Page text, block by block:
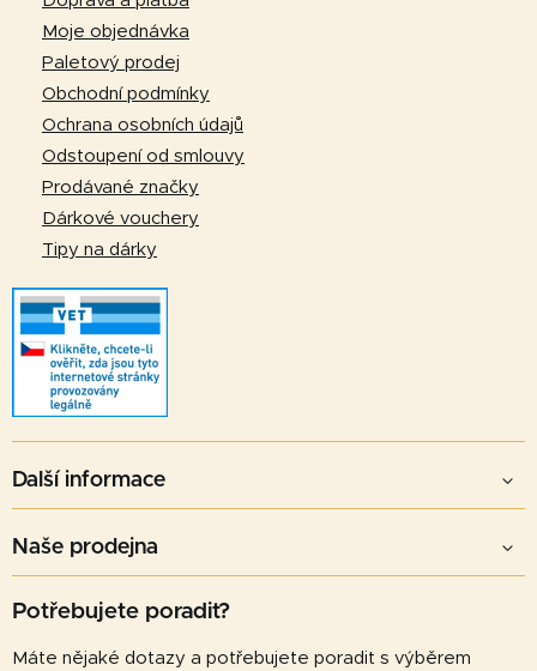
Moje objednávka
Paletový prodej
Obchodní podmínky
Ochrana osobních údajů
Odstoupení od smlouvy
Prodávané značky
Dárkové vouchery
Tipy na dárky
Další informace
Naše prodejna
Potřebujete poradit?
Máte nějaké dotazy a potřebujete poradit s výběrem